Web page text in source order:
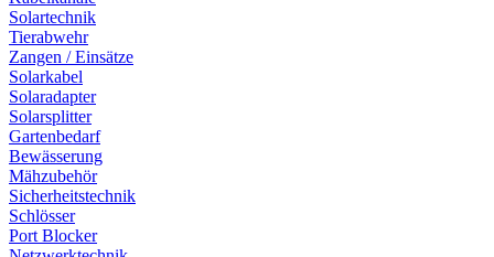
Solartechnik
Tierabwehr
Zangen / Einsätze
Solarkabel
Solaradapter
Solarsplitter
Gartenbedarf
Bewässerung
Mähzubehör
Sicherheitstechnik
Schlösser
Port Blocker